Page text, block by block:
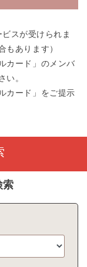
スが受けられま
もあります）
カード」のメンバ
い。
カード」をご提示
索